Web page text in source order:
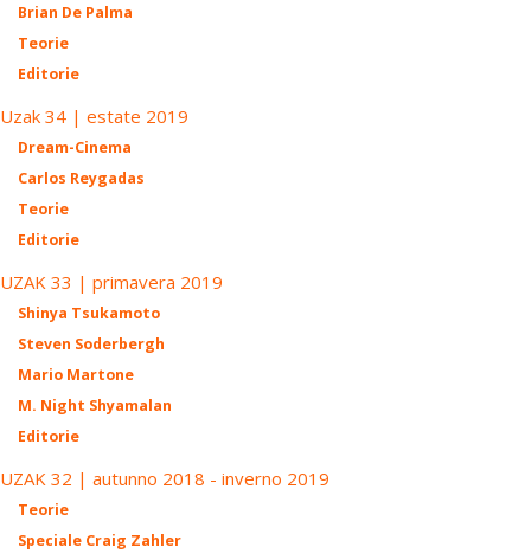
Brian De Palma
Teorie
Editorie
Uzak 34 | estate 2019
Dream-Cinema
Carlos Reygadas
Teorie
Editorie
UZAK 33 | primavera 2019
Shinya Tsukamoto
Steven Soderbergh
Mario Martone
M. Night Shyamalan
Editorie
UZAK 32 | autunno 2018 - inverno 2019
Teorie
Speciale Craig Zahler